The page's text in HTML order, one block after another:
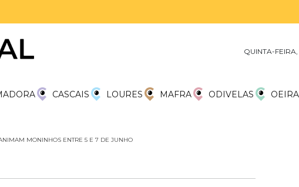
QUINTA-
CASCAIS LOURES MAFRA ODIVELAS
MONINHOS ENTRE 5 E 7 DE JUNHO